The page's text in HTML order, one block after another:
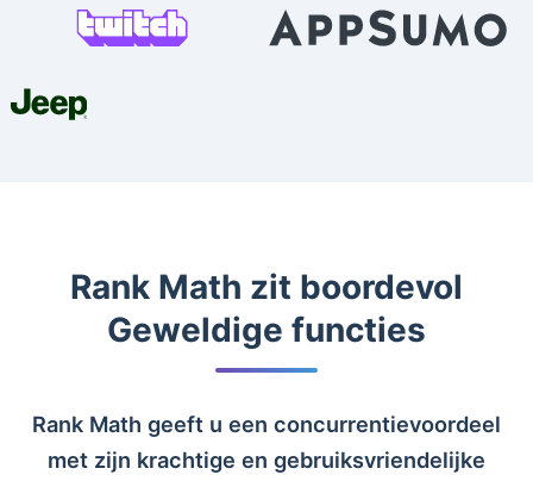
Rank Math zit boordevol
Geweldige functies
Rank Math geeft u een concurrentievoordeel
met zijn krachtige en gebruiksvriendelijke